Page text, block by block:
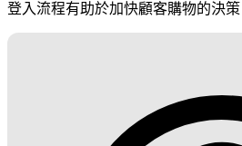
登入流程有助於加快顧客購物的決策